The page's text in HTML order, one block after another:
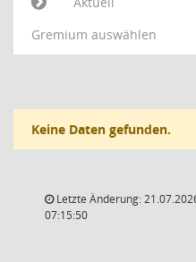
Gremium auswählen
Keine Daten gefunden.
Letzte Änderung:
07:15:50